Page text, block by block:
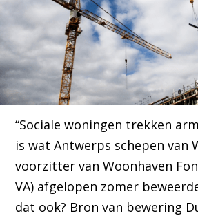
“Sociale woningen trekken
is wat Antwerps schepen van
voorzitter van Woonhaven
VA) afgelopen zomer
dat ook? Bron van bewering